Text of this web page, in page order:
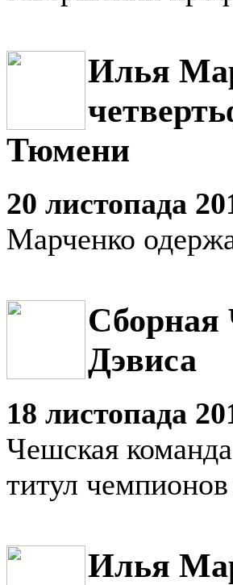
Илья
Тюмени
20 листопада
Марченко
Сборная
Дэвиса
18 листопада
Чешская
титул
Илья